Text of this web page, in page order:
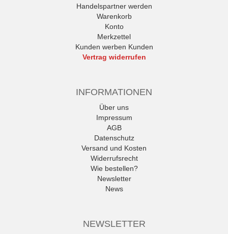
Handelspartner werden
Warenkorb
Konto
Merkzettel
Kunden werben Kunden
Vertrag widerrufen
INFORMATIONEN
Über uns
Impressum
AGB
Datenschutz
Versand und Kosten
Widerrufsrecht
Wie bestellen?
Newsletter
News
NEWSLETTER